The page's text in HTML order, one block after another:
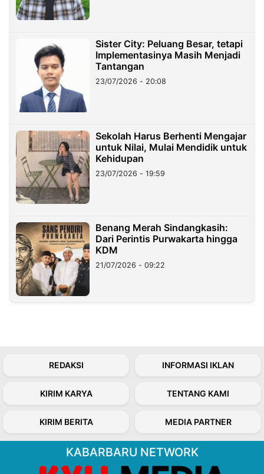
Sister City: Peluang Besar, tetapi
Implementasinya Masih Menjadi
Tantangan
23/07/2026 - 20:08
Sekolah Harus Berhenti Mengajar
untuk Nilai, Mulai Mendidik untuk
Kehidupan
23/07/2026 - 19:59
Benang Merah Sindangkasih:
Dari Perintis Purwakarta hingga
KDM
21/07/2026 - 09:22
REDAKSI INFORMASI IKLAN
KIRIM KARYA TENTANG KAMI
KIRIM BERITA MEDIA PARTNER
KABARBARU NETWORK